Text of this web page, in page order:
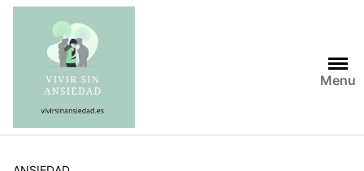
Saltar
contenido
Menu